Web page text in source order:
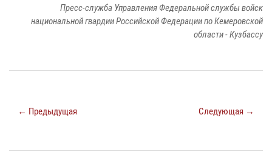
Пресс-служба Управления Федеральной службы войск
национальной гвардии Российской Федерации по Кемеровской
области - Кузбассу
← Предыдущая Следующая →